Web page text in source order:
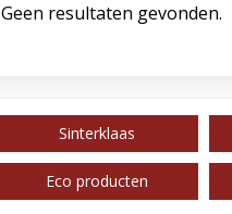
Geen resultaten gevonden.
Sinterklaas
Eco producten